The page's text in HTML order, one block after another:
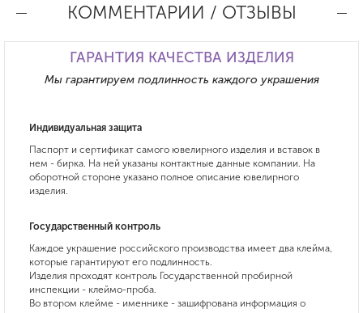
КОММЕНТАРИИ / ОТЗЫВЫ
ГАРАНТИЯ КАЧЕСТВА ИЗДЕЛИЯ
Мы гарантируем подлинность каждого украшения
Индивидуальная защита
Паспорт и сертификат самого ювелирного изделия и вставок в
нем - бирка. На ней указаны контактные данные компании. На
оборотной стороне указано полное описание ювелирного
изделия.
Государственный контроль
Каждое украшение российского производства имеет два клейма,
которые гарантируют его подлинность.
Изделия проходят контроль Государственной пробирной
инспекции - клеймо-проба.
Во втором клейме - именнике - зашифрована информация о